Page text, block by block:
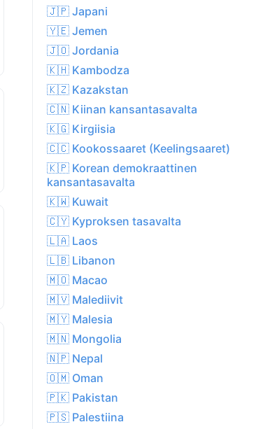
🇯🇵 Japani
🇾🇪 Jemen
🇯🇴 Jordania
🇰🇭 Kambodza
🇰🇿 Kazakstan
🇨🇳 Kiinan kansantasavalta
🇰🇬 Kirgiisia
🇨🇨 Kookossaaret (Keelingsaaret)
🇰🇵 Korean demokraattinen
kansantasavalta
🇰🇼 Kuwait
🇨🇾 Kyproksen tasavalta
🇱🇦 Laos
🇱🇧 Libanon
🇲🇴 Macao
🇲🇻 Malediivit
🇲🇾 Malesia
🇲🇳 Mongolia
🇳🇵 Nepal
🇴🇲 Oman
🇵🇰 Pakistan
🇵🇸 Palestiina